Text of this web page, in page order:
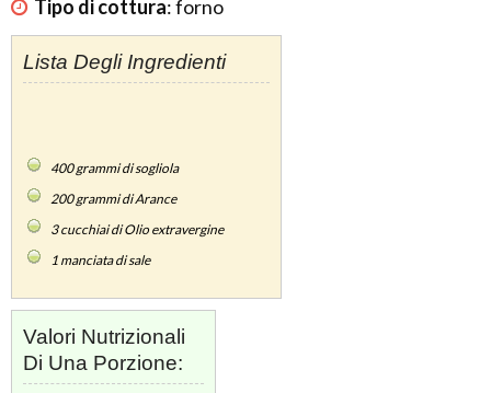
Tipo di cottura:forno
Lista Degli Ingredienti
400grammi di sogliola
200grammi di Arance
3cucchiai di Olio extravergine
1 manciata di sale
Valori Nutrizionali
Di Una Porzione: